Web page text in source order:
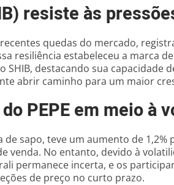
resiste às
quedas do mercado,
resiliência estabeleceu a marca
SHIB, destacando sua capacidade
abrir caminho para um maior
PEPE em meio à
de sapo, teve um aumento de 1,2%
venda. No entanto, devido à
permanece incerta, e os
de preço no curto prazo.